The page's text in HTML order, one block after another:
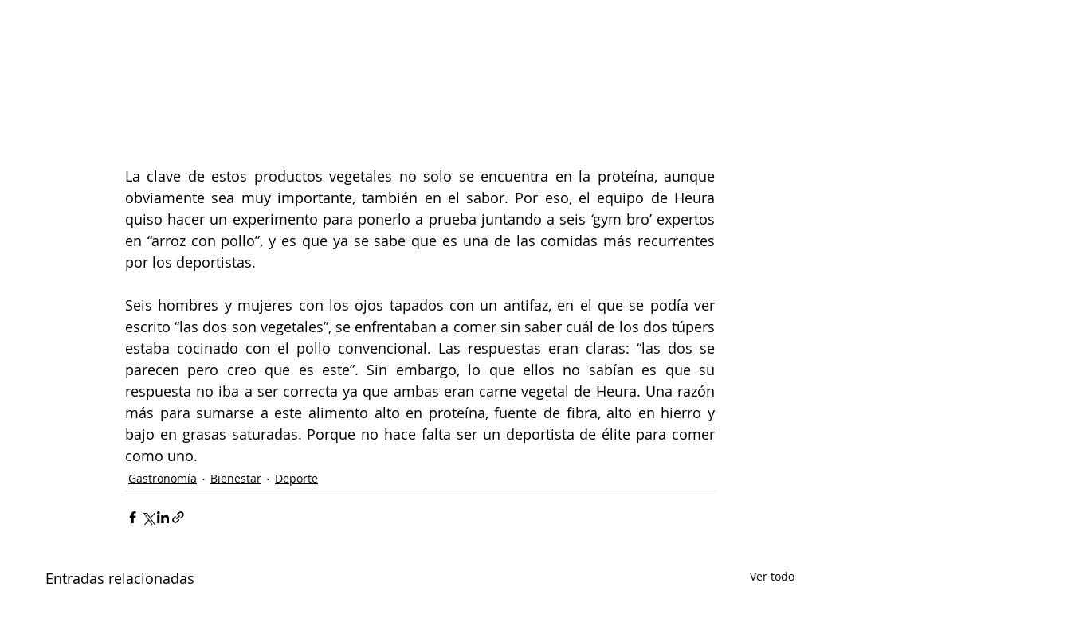
La clave de estos productos vegetales no solo se encuentra en la proteína, aunque
obviamente sea muy importante, también en el sabor. Por eso, el equipo de Heura
quiso hacer un experimento para ponerlo a prueba juntando a seis ‘gym bro’ expertos
en “arroz con pollo”, y es que ya se sabe que es una de las comidas más recurrentes
por los deportistas.
Seis hombres y mujeres con los ojos tapados con un antifaz, en el que se podía ver
escrito “las dos son vegetales”, se enfrentaban a comer sin saber cuál de los dos túpers
estaba cocinado con el pollo convencional. Las respuestas eran claras: “las dos se
parecen pero creo que es este”. Sin embargo, lo que ellos no sabían es que su
respuesta no iba a ser correcta ya que ambas eran carne vegetal de Heura. Una razón
más para sumarse a este alimento alto en proteína, fuente de fibra, alto en hierro y
bajo en grasas saturadas. Porque no hace falta ser un deportista de élite para comer
como uno.
Gastronomía Bienestar Deporte
Entradas relacionadas Ver todo